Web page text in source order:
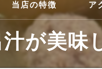
当店の特徴
コース
ア
が美